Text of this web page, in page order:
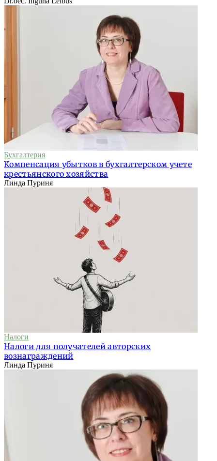
Бухгалтерия
Компенсация убытков в бухгалтерском учете
крестьянского хозяйства
Линда Пуриня
Налоги
Налоги для получателей авторских
вознаграждений
Линда Пуриня